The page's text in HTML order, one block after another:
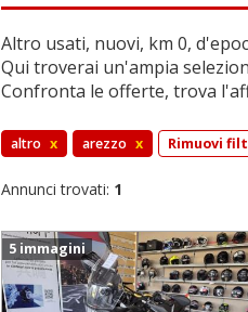
Altro usati, nuovi, km 0,
Qui troverai un'ampia
Confronta le offerte, trova
altro x arezzo x Rimuovi
Annunci trovati: 1
5 immagini